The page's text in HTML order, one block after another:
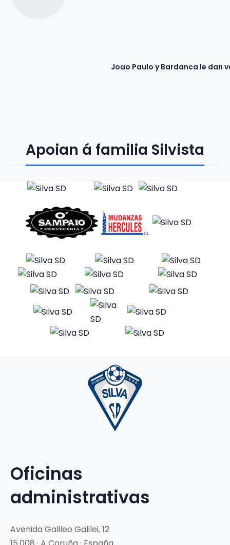
Joao Paulo y Bardanca le dan
Apoian á familia Silvista
Oficinas
administrativas
Avenida Galileo Galilei, 12